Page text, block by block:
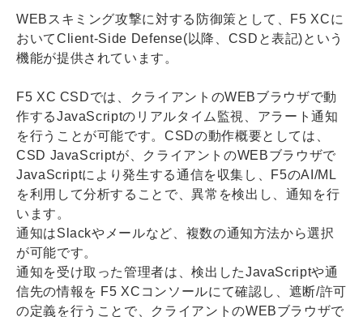
WEBスキミング攻撃に対する防御策として、F5 XCに
おいてClient-Side Defense(以降、CSDと表記)という
機能が提供されています。
F5 XC CSDでは、クライアントのWEBブラウザで動
作するJavaScriptのリアルタイム監視、アラート通知
を行うことが可能です。CSDの動作概要としては、
CSD JavaScriptが、クライアントのWEBブラウザで
JavaScriptにより発生する通信を収集し、F5のAI/ML
を利用して分析することで、異常を検出し、通知を行
います。
通知はSlackやメールなど、複数の通知方法から選択
が可能です。
通知を受け取った管理者は、検出したJavaScriptや通
信先の情報を F5 XCコンソールにて確認し、遮断/許可
の定義を行うことで、クライアントのWEBブラウザで